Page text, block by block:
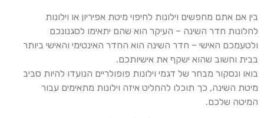
בין אם אתם מחפשים וילונות לחיפוי מיטת אפיריון או וילונות
לחלונות חדר השינה – העיקר הוא שהם יתאימו לסגנונכם
ולטעמכם האישי – חדר השינה הוא החדר האינטימי והאישי ביותר
בבית וחשוב שהוא ישקף את אישיותכם.
בואו ונסקור מבחר של דגמי וילונות פופולריים הנועדו להיות סביב
מיטת השינה, כך תוכלו להחליט איזה וילונות מתאימים עבור
המיטה שלכם.